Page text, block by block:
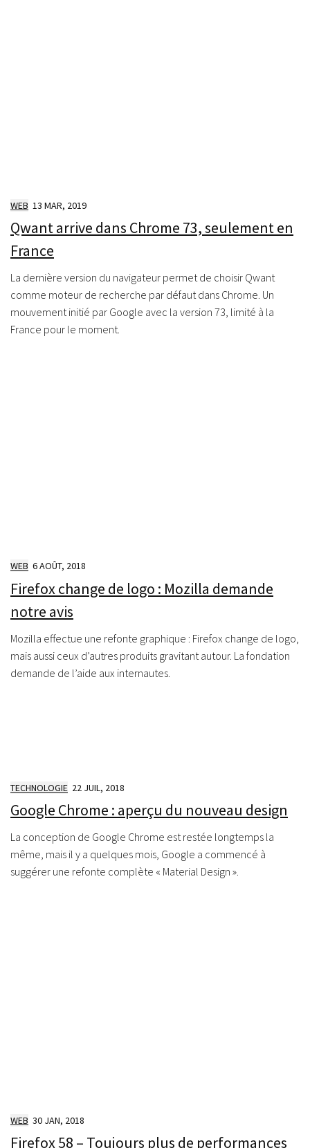
WEB 13 MAR, 2019
Qwant arrive dans Chrome 73, seulement en
France
La dernière version du navigateur permet de choisir Qwant
comme moteur de recherche par défaut dans Chrome. Un
mouvement initié par Google avec la version 73, limité à la
France pour le moment.
WEB 6 AOÛT, 2018
Firefox change de logo : Mozilla demande
notre avis
Mozilla effectue une refonte graphique : Firefox change de logo,
mais aussi ceux d’autres produits gravitant autour. La fondation
demande de l’aide aux internautes.
TECHNOLOGIE 22 JUIL, 2018
Google Chrome : aperçu du nouveau design
La conception de Google Chrome est restée longtemps la
même, mais il y a quelques mois, Google a commencé à
suggérer une refonte complète « Material Design ».
WEB 30 JAN, 2018
Firefox 58 – Toujours plus de performances